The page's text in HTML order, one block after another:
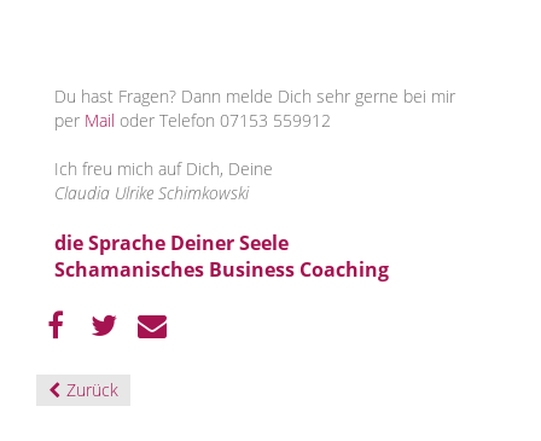
Du hast Fragen? Dann melde Dich sehr gerne bei mir
per Mail oder Telefon 07153 559912
Ich freu mich auf Dich, Deine
Claudia Ulrike Schimkowski
die Sprache Deiner Seele
Schamanisches Business Coaching
Zurück